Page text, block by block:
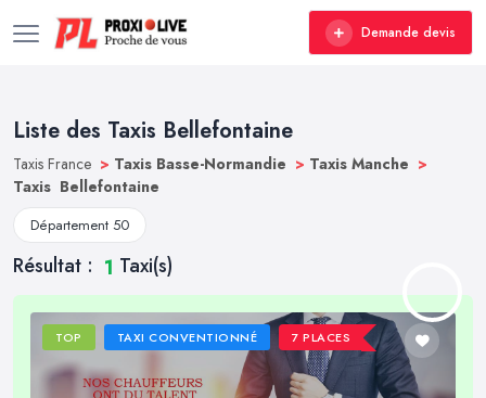
Demande devis
Liste des Taxis Bellefontaine
Taxis France > Taxis Basse-Normandie > Taxis Manche >
Taxis Bellefontaine
Département 50
Résultat : 1 Taxi(s)
TOP TAXI CONVENTIONNÉ 7 PLACES